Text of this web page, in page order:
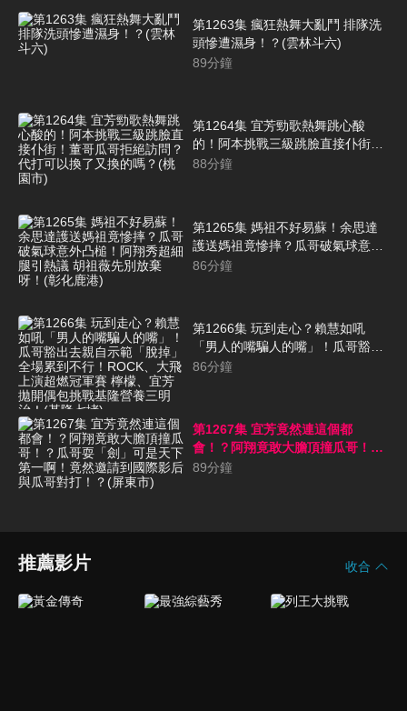
第1263集 瘋狂熱舞大亂鬥 排隊洗
頭慘遭濕身！？(雲林斗六)
89分鐘
第1264集 宜芳勁歌熱舞跳心酸
的！阿本挑戰三級跳臉直接仆街！
董哥瓜哥拒絕訪問？代打可以換了
88分鐘
第1265集 媽祖不好易蘇！余思達
護送媽祖竟慘摔？瓜哥破氣球意外
凸槌！阿翔秀超細腿引熱議 胡祖薇
86分鐘
第1266集 玩到走心？賴慧如吼
「男人的嘴騙人的嘴」！瓜哥豁出
去親自示範「脫掉」全場累到不
三明治！(基隆七堵)
86分鐘
第1267集 宜芳竟然連這個都
會！？阿翔竟敢大膽頂撞瓜哥！？
瓜哥耍「劍」可是天下第一啊！竟
89分鐘
推薦影片 收合